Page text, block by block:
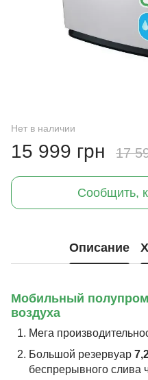
Нет в наличии
15 999 грн 17
Сообщить,
Описание
Мобильный
воздуха
Мега
Большой резервуар
беспрерывного слива